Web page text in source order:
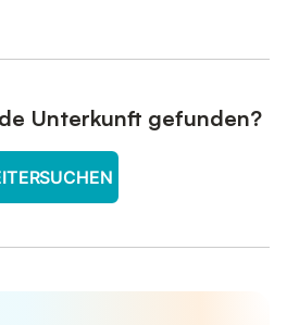
Unterkunft gefunden?